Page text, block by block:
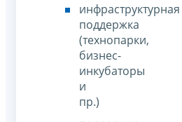
инфраструктурная
поддержка
(технопарки,
бизнес-
инкубаторы
и
пр.)